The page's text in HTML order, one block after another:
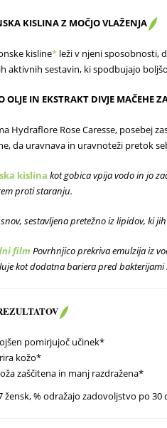
KISLINA Z MOČJO VLAŽENJA
kisline*leži v njeni sposobnosti,
aktivnih sestavin, ki spodbujajo
OLJE IN EKSTRAKT DIVJE MAČEHE
Hydraflore Rose Caresse, posebej
da uravnava in uravnoteži pretok
kislina kot gobica vpija vodo in jo
proti staranju.
sestavljena pretežno iz lipidov, ki
film Povrhnjico prekriva emulzija iz
kot dodatna bariera pred bakterijami
pomirjujoč učinek*
kožo*
zaščitena in manj razdražena*
žensk, % odražajo zadovoljstvo po 30